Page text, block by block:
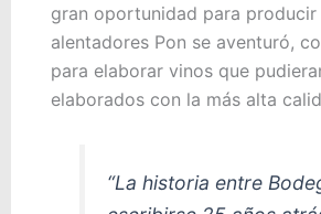
gran oportunidad para
alentadores Pon se aventuró,
para elaborar vinos que
elaborados con la más alta
“La historia entre